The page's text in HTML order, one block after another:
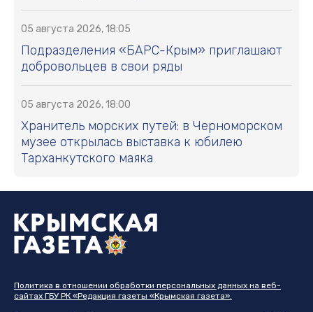
05 августа 2026, 18:05
Подразделения «БАРС-Крым» приглашают
добровольцев в свои ряды
05 августа 2026, 18:00
Хранитель морских путей: в Черноморском
музее открылась выставка к юбилею
Тарханкутского маяка
Политика в отношении обработки персональных данных на веб-
сайтах ГБУ РК «Редакция газеты «Крымская газета».